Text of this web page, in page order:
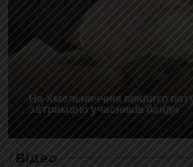
На Хмельниччині викрито
затримано учасників банди
Відео